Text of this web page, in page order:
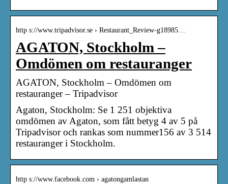
http s://www.tripadvisor.se › Restaurant_Review-g18985…
AGATON, Stockholm –
Omdömen om restauranger
AGATON, Stockholm – Omdömen om
restauranger – Tripadvisor
Agaton, Stockholm: Se 1 251 objektiva
omdömen av Agaton, som fått betyg 4 av 5 på
Tripadvisor och rankas som nummer156 av 3 514
restauranger i Stockholm.
http s://www.facebook.com › agatongamlastan